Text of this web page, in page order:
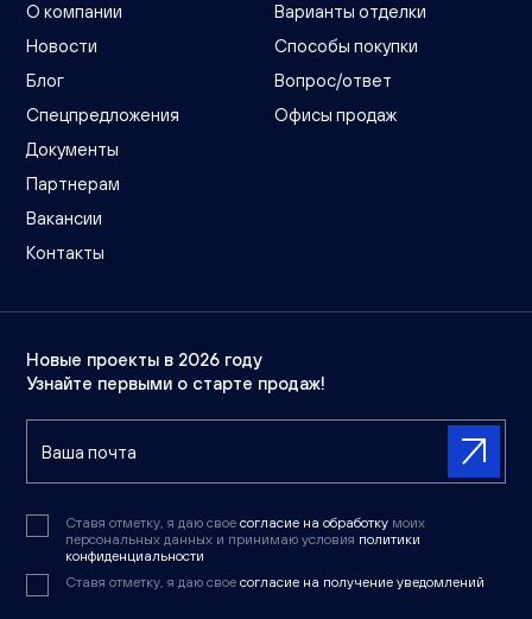
О компании
Новости
Блог
Спецпредложения
Документы
Партнерам
Вакансии
Контакты
Варианты отделки
Способы покупки
Вопрос/ответ
Офисы продаж
Новые проекты в 2026 году
Узнайте первыми о старте продаж!
Ставя отметку, я даю свое согласие на обработку моих
персональных данных и принимаю условия политики
конфиденциальности
Ставя отметку, я даю свое согласие на получение уведомлений